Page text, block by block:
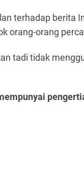
terhadap berita
orang-orang
tadi tidak